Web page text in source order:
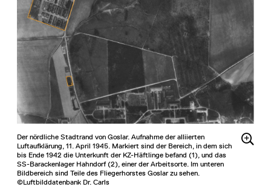
Der nördliche Stadtrand von Goslar. Aufnahme der alliierten
Luftaufklärung, 11. April 1945. Markiert sind der Bereich, in dem sich
bis Ende 1942 die Unterkunft der KZ-Häftlinge befand (1), und das
SS-Barackenlager Hahndorf (2), einer der Arbeitsorte. Im unteren
Bildbereich sind Teile des Fliegerhorstes Goslar zu sehen.
©Luftbilddatenbank Dr. Carls